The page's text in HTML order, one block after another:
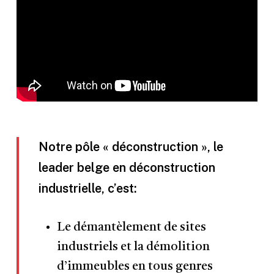
Notre pôle « déconstruction », le
leader belge en déconstruction
industrielle, c’est:
Le démantèlement de sites
industriels et la démolition
d’immeubles en tous genres